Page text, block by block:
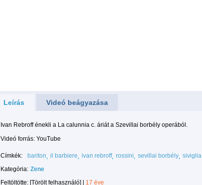
Leírás Videó beágyazása
Ivan Rebroff énekli a La calunnia c. áriát a Szevillai borbély operából.
Videó forrás: YouTube
Címkék: bariton il barbiere ivan rebroff rossini sevillai borbély siviglia
Kategória: Zene
Feltöltötte: [Törölt felhasználó]
17 éve